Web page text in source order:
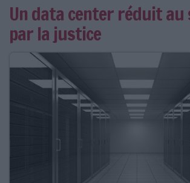
LES NEWSLETTERS
LE MAGAZINE
LES BASES DE DONNÉES
L'ESPACE EMPLOI
L'ANNUAIRE DES ACTEURS
LES SUPPLÉMENTS
Un data center réduit au
par la justice